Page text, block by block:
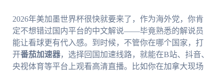
2026年美加墨世界杯很快就要来了，作为海外党，你肯
定不想错过国内平台的中文解说——毕竟熟悉的解说员
能让看球更有代入感。到时候，不管你在哪个国家，打
开番茄加速器，选择回国加速线路，就能在B站、抖音、
央视体育等平台上观看高清直播。比如你在加拿大现场